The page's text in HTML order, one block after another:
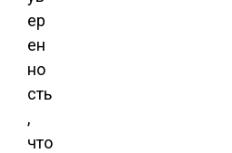
ер
ен
но
сть
,
что